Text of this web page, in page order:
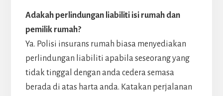
Adakah perlindungan liabiliti isi rumah dan
pemilik rumah?
Ya. Polisi insurans rumah biasa menyediakan
perlindungan liabiliti apabila seseorang yang
tidak tinggal dengan anda cedera semasa
berada di atas harta anda. Katakan perjalanan